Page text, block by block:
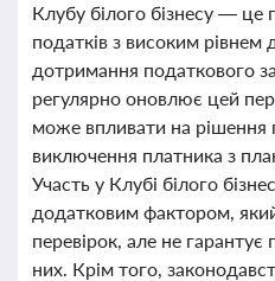
Клубу білого бізнесу — це
податків з високим рівнем
дотримання податкового
регулярно оновлює цей
може впливати на рішення
виключення платника з
Участь у Клубі білого
додатковим фактором,
перевірок, але не гарантує
них. Крім того,